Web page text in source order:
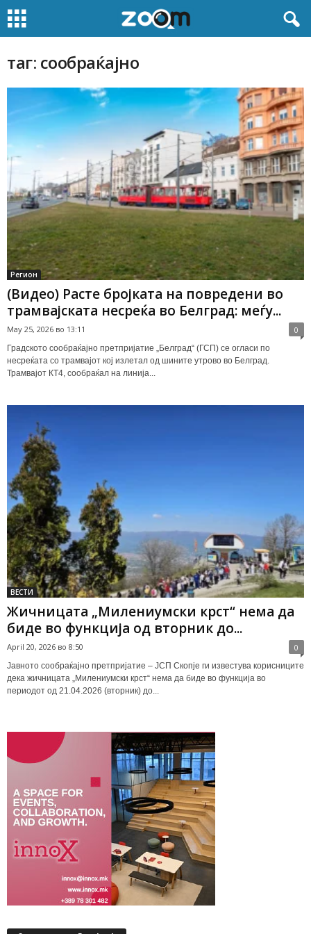
таг: сообраќајно
Регион
(Видео) Расте бројката на повредени во
трамвајската несреќа во Белград: меѓу...
May 25, 2026 во 13:11 0
Градското сообраќајно претпријатие „Белград“ (ГСП) се огласи по
несреќата со трамвајот кој излетал од шините утрово во Белград.
Трамвајот КТ4, сообраќал на линија...
ВЕСТИ
Жичницата „Милениумски крст“ нема да
биде во функција од вторник до...
April 20, 2026 во 8:50 0
Јавното сообраќајно претпријатие – ЈСП Скопје ги известува корисниците
дека жичницата „Милениумски крст“ нема да биде во функција во
периодот од 21.04.2026 (вторник) до...